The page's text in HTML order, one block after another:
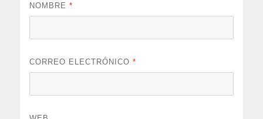
NOMBRE*
CORREO ELECTRÓNICO*